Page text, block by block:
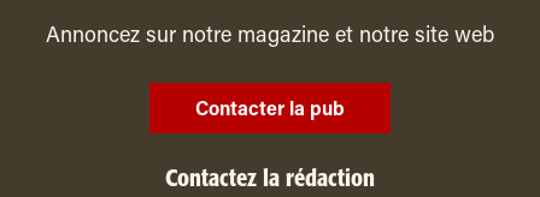
Annoncez sur notre magazine et notre site web
Contacter la pub
Contactez la rédaction